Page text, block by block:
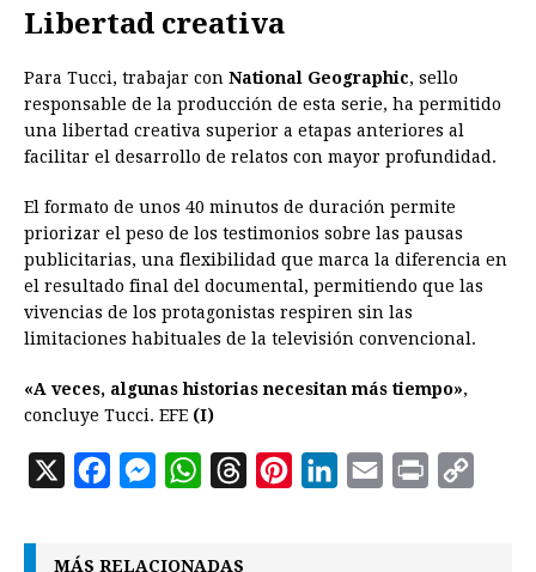
Libertad creativa
Para Tucci, trabajar con National Geographic, sello
responsable de la producción de esta serie, ha permitido
una libertad creativa superior a etapas anteriores al
facilitar el desarrollo de relatos con mayor profundidad.
El formato de unos 40 minutos de duración permite
priorizar el peso de los testimonios sobre las pausas
publicitarias, una flexibilidad que marca la diferencia en
el resultado final del documental, permitiendo que las
vivencias de los protagonistas respiren sin las
limitaciones habituales de la televisión convencional.
«A veces, algunas historias necesitan más tiempo»,
concluye Tucci. EFE (I)
X
M
W
MÁS RELACIONADAS